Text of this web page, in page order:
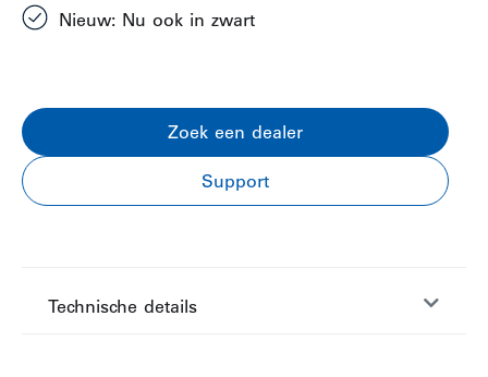
Nieuw: Nu ook in zwart
Zoek een dealer
Support
Technische details